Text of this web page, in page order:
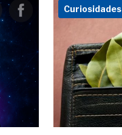
Curiosidades